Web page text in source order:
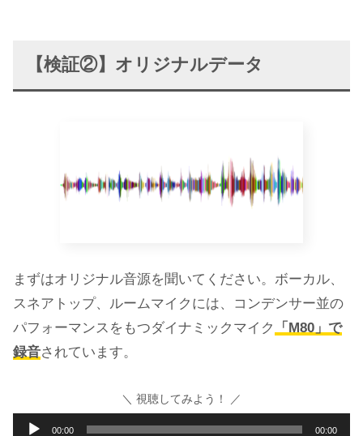
【検証②】オリジナルデータ
まずはオリジナル音源を聞いてください。ボーカル、
スネアトップ、ルームマイクには、コンデンサー並の
パフォーマンスをもつダイナミックマイク
「M80」で
録音されています。
＼ 視聴してみよう！ ／
00:00 00:00